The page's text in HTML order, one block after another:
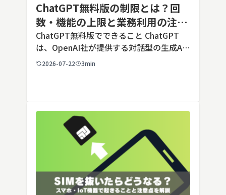
ChatGPT無料版の制限とは？回
数・機能の上限と業務利用の注意
点を解説【2026年最新】
ChatGPT無料版でできること ChatGPT
は、OpenAI社が提供する対話型の生成AI
サービスです。アカウントを登録すれば無
2026-07-22 3min